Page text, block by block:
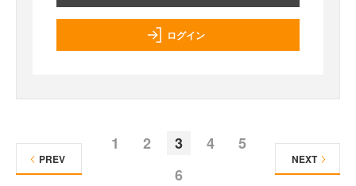
ログイン
1 2 3 4
5
6
PREV NEXT